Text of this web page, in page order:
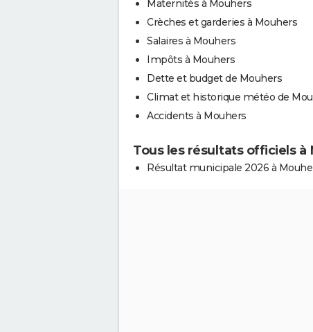
Maternités à Mouhers
Crèches et garderies à Mouhers
Salaires à Mouhers
Impôts à Mouhers
Dette et budget de Mouhers
Climat et historique météo de
Accidents à Mouhers
Tous les résultats officiels à
Résultat municipale 2026 à